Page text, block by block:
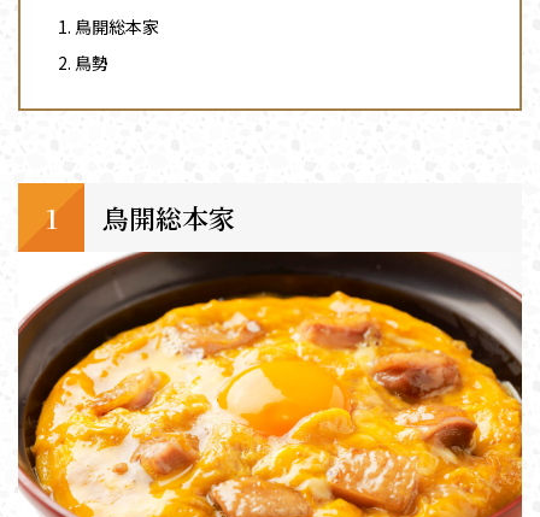
鳥開総本家
鳥勢
鳥開総本家